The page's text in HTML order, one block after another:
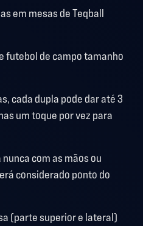
em mesas de Teqball
futebol de campo tamanho
cada dupla pode dar até 3
um toque por vez para
com as mãos ou
considerado ponto do
(parte superior e lateral)